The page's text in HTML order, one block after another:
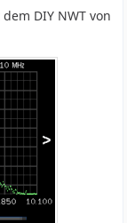
DIY NWT von